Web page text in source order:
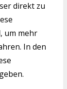
direkt zu
um mehr
In den